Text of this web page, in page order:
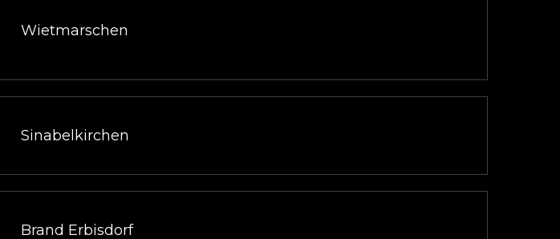
Wietmarschen
Sinabelkirchen
Brand Erbisdorf